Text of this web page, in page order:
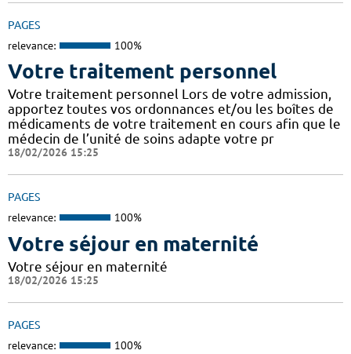
PAGES
relevance: 100%
Votre traitement personnel
Votre traitement personnel Lors de votre admission,
apportez toutes vos ordonnances et/ou les boîtes de
médicaments de votre traitement en cours afin que le
médecin de l’unité de soins adapte votre pr
18/02/2026 15:25
PAGES
relevance: 100%
Votre séjour en maternité
Votre séjour en maternité
18/02/2026 15:25
PAGES
relevance: 100%